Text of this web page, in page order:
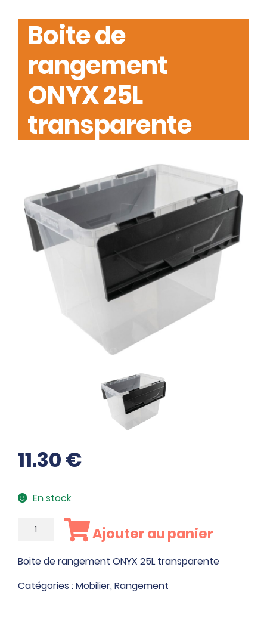
Boite de
rangement
ONYX 25L
transparente
11.30€
En stock
quantité
Boite
de
rangement
Ajouter au panier
Boite de rangement ONYX 25L transparente
Catégories :Mobilier, Rangement